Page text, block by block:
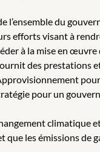
l’ensemble du
efforts visant à
à la mise en
des prestations
pour un
les émissions de